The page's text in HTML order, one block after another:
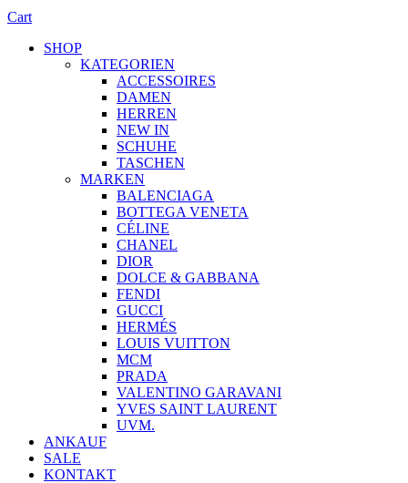
Cart
SHOP
KATEGORIEN
ACCESSOIRES
DAMEN
HERREN
NEW IN
SCHUHE
TASCHEN
MARKEN
BALENCIAGA
BOTTEGA VENETA
CÉLINE
CHANEL
DIOR
DOLCE & GABBANA
FENDI
GUCCI
HERMÉS
LOUIS VUITTON
MCM
PRADA
VALENTINO GARAVANI
YVES SAINT LAURENT
UVM.
ANKAUF
SALE
KONTAKT